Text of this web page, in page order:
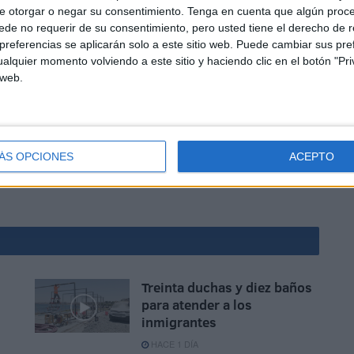
otorgar o negar su consentimiento. Tenga en cuenta que algún
no requerir de su consentimiento, pero usted tiene el derecho de
se aplicarán solo a este sitio web. Puede cambiar sus
momento volviendo a este sitio y haciendo clic en el botón
OPCIONES ACEPTO
esta situación, desde la redacción de El Faro de Ceuta
de Tarajal vía telefónica, y a pesar de que una
es desde las 8:00 a las 17:00 horas, no fue
las 12:50 y las 13:10, cada uno con tres minutos de
Treinta duchas y diez baños
para atender a los
inmigrantes
HACE 1 DÍA